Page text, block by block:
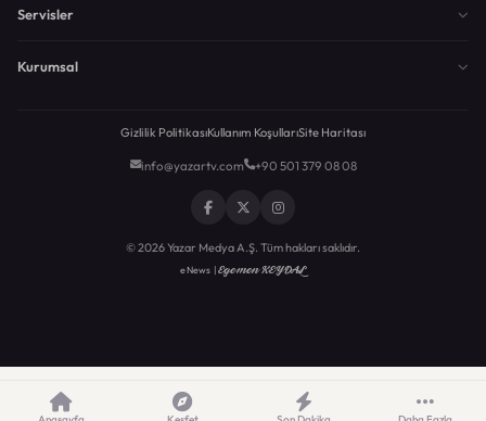
Servisler
Kurumsal
Gizlilik PolitikasıKullanım KoşullarıSite Haritası
info@yazartv.com +90 501 379 08 08
© 2026 Yazar Medya A.Ş. Tüm hakları saklıdır.
eNews |Egemen KEYDAL